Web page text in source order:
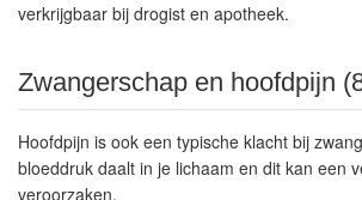
verkrijgbaar bij drogist en apotheek.
Zwangerschap en hoofdpijn
Hoofdpijn is ook een typische klacht bij
bloeddruk daalt in je lichaam en dit kan een
veroorzaken.